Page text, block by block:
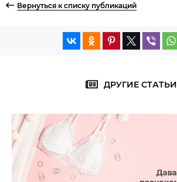
Вернуться к списку публикаций
ДРУГИЕ СТАТЬИ